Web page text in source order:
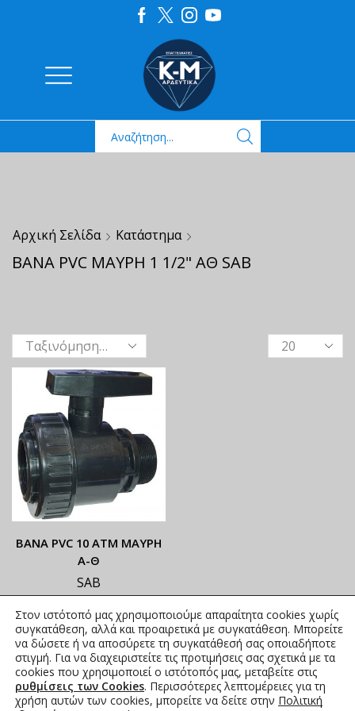
Αρχική Σελίδα Κατάστημα
ΒΑΝΑ PVC ΜΑΥΡΗ 1 1/2" ΑΘ SAB
ΒΑΝΑ PVC 10 ΑΤΜ ΜΑΥΡΗ
Α-Θ
SAB
ΑΝΑΓΡΑΦΟΝΤΑΙ ΣΤΟ
ΑΝΗΡΤΗΜΕΝΟ PDF
4,03€–18,60€ συμπ. Φ.Π.Α.
Στον ιστότοπό μας χρησιμοποιούμε απαραίτητα cookies χωρίς
συγκατάθεση, αλλά και προαιρετικά με συγκατάθεση. Μπορείτε
να δώσετε ή να αποσύρετε τη συγκατάθεσή σας οποιαδήποτε
στιγμή. Για να διαχειριστείτε τις προτιμήσεις σας σχετικά με τα
cookies που χρησιμοποιεί ο ιστότοπός μας, μεταβείτε στις
ρυθμίσεις των Cookies. Περισσότερες λεπτομέρειες για τη
χρήση αυτών των cookies, μπορείτε να δείτε στην Πολιτική